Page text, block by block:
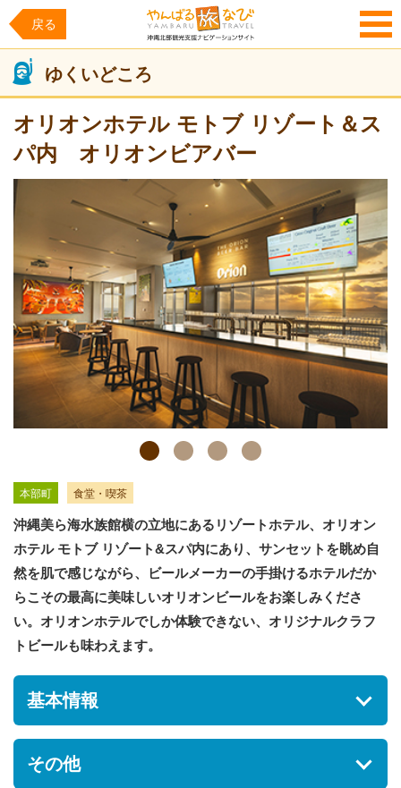
戻る
MENU
ゆくいどころ
オリオンホテル モトブ リゾート＆ス
パ内 オリオンビアバー
本部町 食堂・喫茶
沖縄美ら海水族館横の立地にあるリゾートホテル、オリオン
ホテル モトブ リゾート&スパ内にあり、サンセットを眺め自
然を肌で感じながら、ビールメーカーの手掛けるホテルだか
らこその最高に美味しいオリオンビールをお楽しみくださ
い。オリオンホテルでしか体験できない、オリジナルクラフ
トビールも味わえます。
基本情報
沖縄県本部町備瀬148番地1
その他